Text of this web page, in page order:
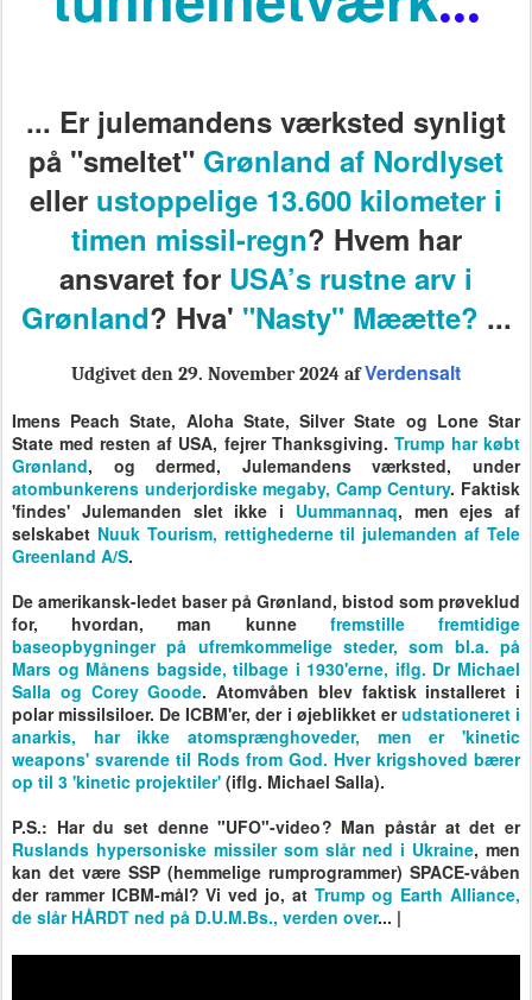
på "smeltet"Grønland af Nordlyset
ellerustoppelige13.600 kilometer i
timenmissil-regn? Hvem har
ansvaret forUSA’s rustne arv i
Grønland? Hva'"Nasty" Mæætte?
Udgivet den 29. November 2024 afVerdensalt
Imens Peach State, Aloha State, Silver State og Lone Star
Grønland, og dermed, Julemandens værksted, under
atombunkerens underjordiske megaby, Camp Century . Faktisk
'findes' Julemanden slet ikke iUummannaq, men ejes af
selskabetNuuk Tourism, rettighederne til julemanden af Tele
Greenland A/S.
De amerikansk-ledet baser på Grønland, bistod som prøveklud
baseopbygninger på ufremkommelige steder, som bl.a. på
Mars og Månens bagside, tilbage i 1930'erne, iflg. Dr Michael
Salla og Corey Goode. Atomvåben blev faktisk installeret i
polar missilsiloer. De ICBM'er, der i øjeblikket er udstationeret i
anarkis, har ikke atomsprænghoveder, men er 'kinetic
weapons' svarende til Rods from God. Hver krigshoved bærer
op til 3 'kinetic projektiler'(iflg. Michael Salla).
P.S.: Har du set denne "UFO"-video? Man påstår at det er
kan det være SSP (hemmelige rumprogrammer) SPACE-våben
der rammer ICBM-mål? Vi ved jo, atTrump og Earth Alliance,
de slår HÅRDT ned på D.U.M.Bs., verden over... |